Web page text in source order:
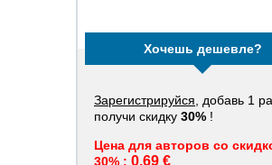
Хочешь дешевле?
Зарегистрируйся , добавь 1
получи скидку 30% !
Цена для авторов со
30% : 0,69 €